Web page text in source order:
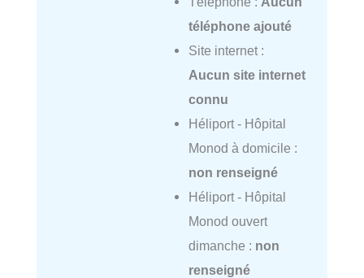
téléphone ajouté
Site internet :
Aucun site internet
connu
Héliport - Hôpital
Monod à domicile :
non renseigné
Héliport - Hôpital
Monod ouvert
dimanche : non
renseigné